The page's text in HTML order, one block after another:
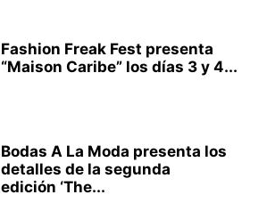
Fashion Freak Fest presenta
“Maison Caribe” los días 3 y 4...
Bodas A La Moda presenta los
detalles de la segunda
edición ‘The...